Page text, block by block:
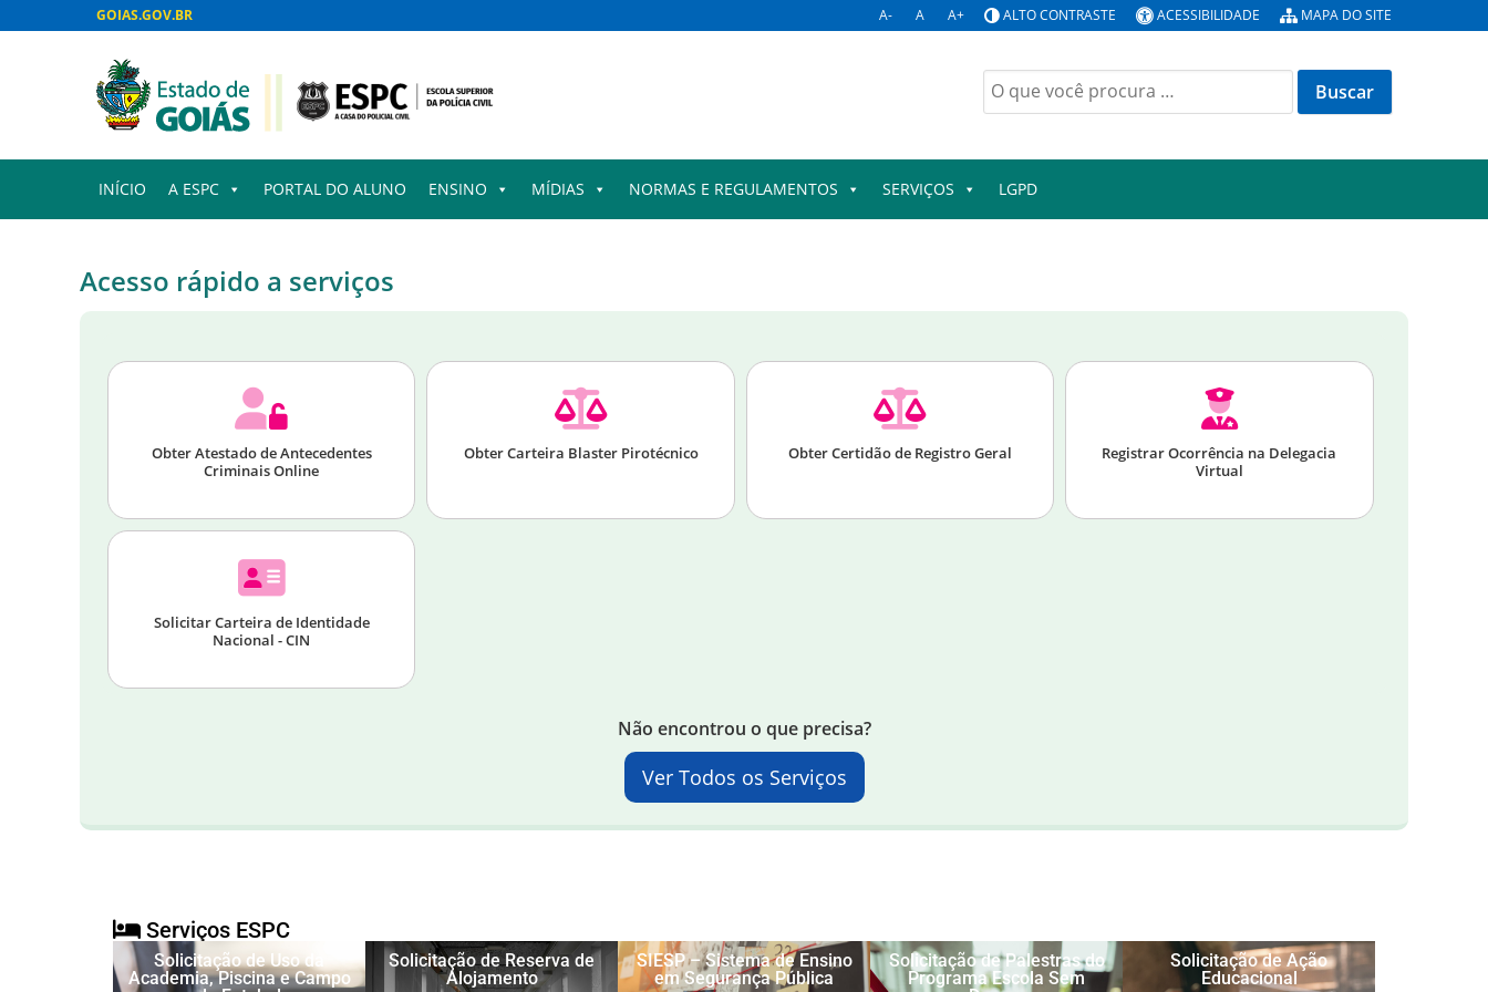
GOIAS.GOV.BR A- A A+ ALTO CONTRASTE ACESSIBILIDADE MAPA DO SITE
INÍCIO A ESPC PORTAL DO ALUNO ENSINO MÍDIAS NORMAS E REGULAMENTOS SERVIÇOS LGPD
Acesso rápido a serviços
Obter Atestado de Antecedentes
Criminais Online
Obter Carteira Blaster Pirotécnico Obter Certidão de Registro Geral
Registrar Ocorrência na Delegacia
Virtual
Solicitar Carteira de Identidade
Nacional - CIN
Não encontrou o que precisa?
Ver Todos os Serviços
Serviços ESPC
Solicitação de Uso da
Academia, Piscina e Campo
Solicitação de Reserva de
Alojamento
SIESP – Sistema de Ensino
em Segurança Pública
Solicitação de Palestras do
Programa Escola Sem
Solicitação de Ação
Educacional